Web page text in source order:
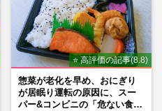
⭐ 高評価の記事(8.8)
惣菜が老化を早め、おにぎり
が居眠り運転の原因に、スー
パー&コンビニの「危ない食